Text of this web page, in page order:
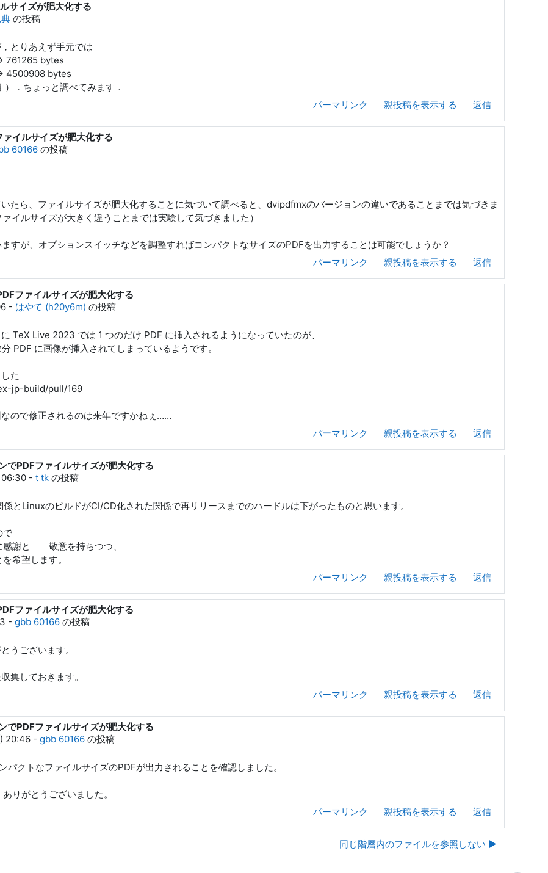
サイズが肥大化する
の投稿
とりあえず手元では
761265 bytes
4500908 bytes
．ちょっと調べてみます．
パーマリンク
親投稿を表示する 返信
イルサイズが肥大化する
60166 の投稿
たら、ファイルサイズが肥大化することに気づいて調べると、dvipdfmxのバージョンの違いであることまでは気づきま
イルサイズが大きく違うことまでは実験して気づきました）
すが、オプションスイッチなどを調整すればコンパクトなサイズのPDFを出力することは可能でしょうか？
パーマリンク
親投稿を表示する 返信
ファイルサイズが肥大化する
- はやて (h20y6m) の投稿
TeX Live 2023 では 1 つのだけ PDF に挿入されるようになっていたのが、
PDF に画像が挿入されてしまっているようです。
た
jp-build/pull/169
ので修正されるのは来年ですかねぇ……
パーマリンク
親投稿を表示する 返信
PDFファイルサイズが肥大化する
06:30- t tkの投稿
とLinuxのビルドがCI/CD化された関係で再リリースまでのハードルは下がったものと思います。
で
感謝と 敬意を持ちつつ、
希望します。
パーマリンク
親投稿を表示する 返信
ファイルサイズが肥大化する
- gbb 60166の投稿
うございます。
集しておきます。
パーマリンク
親投稿を表示する 返信
PDFファイルサイズが肥大化する
20:46- gbb 60166の投稿
クトなファイルサイズのPDFが出力されることを確認しました。
りがとうございました。
パーマリンク
親投稿を表示する 返信
同じ階層内のファイルを参照しない ▶︎